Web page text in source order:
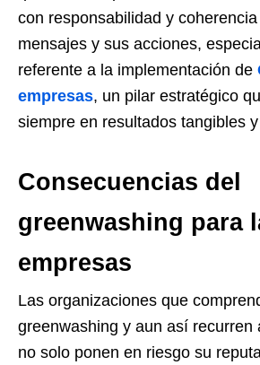
con responsabilidad y
mensajes y sus acciones,
referente a la implementación de
empresas, un pilar estratégico
siempre en resultados tangibles
Consecuencias del
greenwashing para
empresas
Las organizaciones que
greenwashing y aun así recurren
no solo ponen en riesgo su